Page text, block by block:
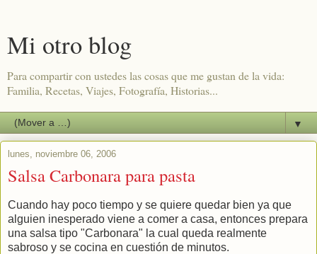
Mi otro blog
Para compartir con ustedes las cosas que me gustan de la vida:
Familia, Recetas, Viajes, Fotografía, Historias...
▼
lunes, noviembre 06, 2006
Salsa Carbonara para pasta
Cuando hay poco tiempo y se quiere quedar bien ya que
alguien inesperado viene a comer a casa, entonces prepara
una salsa tipo "Carbonara" la cual queda realmente
sabroso y se cocina en cuestión de minutos.